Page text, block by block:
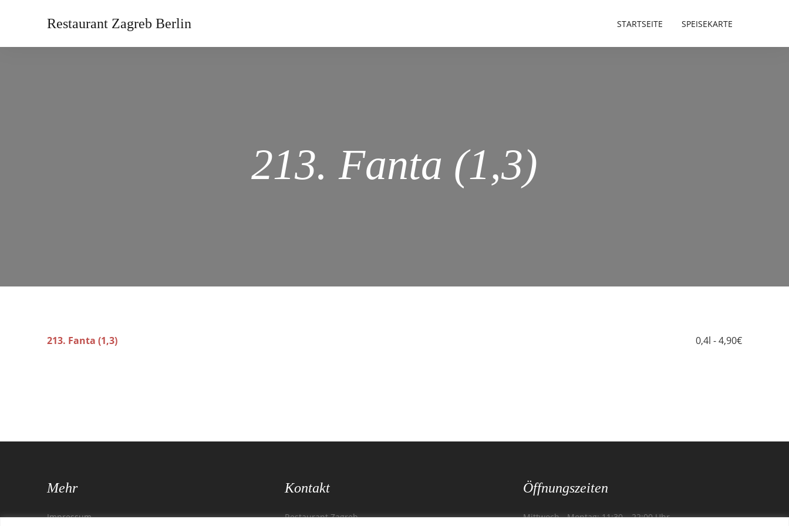
Restaurant Zagreb Berlin STARTSEITE SPEISEKARTE
213. Fanta (1,3)
213. Fanta (1,3) 0,4l - 4,90€
Mehr
Impressum
Kontakt
Restaurant Zagreb
Öffnungszeiten
Mittwoch - Montag: 11:30 – 22:00 Uhr